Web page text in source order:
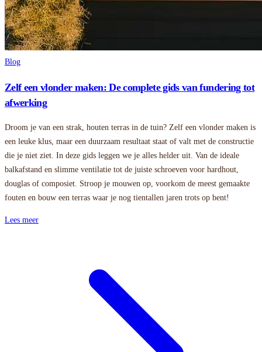
Blog
Zelf een vlonder maken: De complete gids van fundering tot
afwerking
Droom je van een strak, houten terras in de tuin? Zelf een vlonder maken is
een leuke klus, maar een duurzaam resultaat staat of valt met de constructie
die je niet ziet. In deze gids leggen we je alles helder uit. Van de ideale
balkafstand en slimme ventilatie tot de juiste schroeven voor hardhout,
douglas of composiet. Stroop je mouwen op, voorkom de meest gemaakte
fouten en bouw een terras waar je nog tientallen jaren trots op bent!
Lees meer